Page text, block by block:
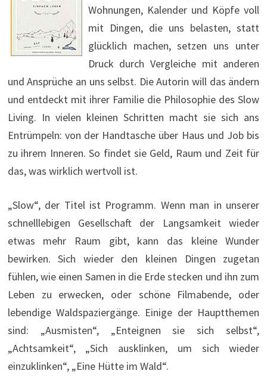
Wohnungen, Kalender und Köpfe voll
mit Dingen, die uns belasten, statt
glücklich machen, setzen uns unter
Druck durch Vergleiche mit anderen
und Ansprüche an uns selbst. Die Autorin will das ändern
und entdeckt mit ihrer Familie die Philosophie des Slow
Living. In vielen kleinen Schritten macht sie sich ans
Entrümpeln: von der Handtasche über Haus und Job bis
zu ihrem Inneren. So findet sie Geld, Raum und Zeit für
das, was wirklich wertvoll ist.
„Slow“, der Titel ist Programm. Wenn man in unserer
schnelllebigen Gesellschaft der Langsamkeit wieder
etwas mehr Raum gibt, kann das kleine Wunder
bewirken. Sich wieder den kleinen Dingen zugetan
fühlen, wie einen Samen in die Erde stecken und ihn zum
Leben zu erwecken, oder schöne Filmabende, oder
lebendige Waldspaziergänge. Einige der Hauptthemen
sind: „Ausmisten“, „Enteignen sie sich selbst“,
„Achtsamkeit“, „Sich ausklinken, um sich wieder
einzuklinken“, „Eine Hütte im Wald“.